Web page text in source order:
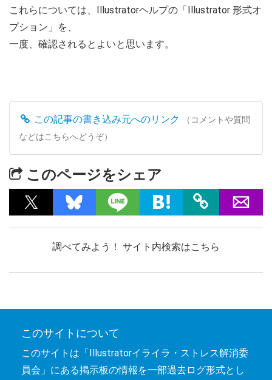
これらについては、Illustratorヘルプの「Illustrator 形式オ
プション」を、
一度、確認されるとよいと思います。
この記事の書き込み元へのリンク
（コメントや質問
などはこちらへどうぞ）
このページをシェア
調べてみよう！ サイト内検索はこちら
このサイトについて
このサイトは「Illustratorイライラ・ストレス解消委
員会」にある掲示板の情報を一部過去ログ形式とし